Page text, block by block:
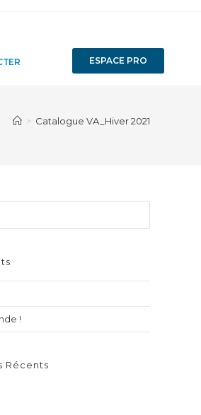
ESPACE PRO
> Catalogue VA_Hiver 2021
!
Récents